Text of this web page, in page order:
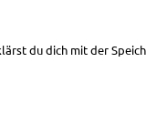
du dich mit der